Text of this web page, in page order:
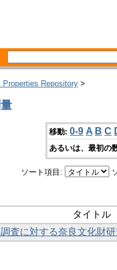
Properties Repository >
移動: 0-9 A B C
あるいは、最初の
ソート項目:
タイトル
査に対する奈良文化財